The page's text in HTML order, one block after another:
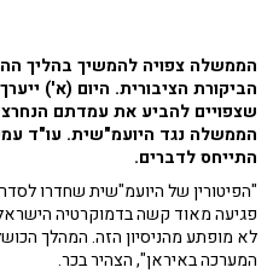
הממשלה צפויה להמשיך בהליך
הביקורת הציבורית. היום (א')
שצפויים להביע את עמדתם
הממשלה נגד היועמ"שית. עו"ד
התייחס לדברים.
"הפיטורין של היועמ"שית שחדרו
פגיעה מאוד קשה בדמוקרטיה
לא מופתע מהניסיון הזה. המהלך
המערכה באיראן", הצהיר בכר.